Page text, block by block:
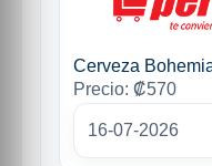
Cerveza
Precio: ₡570
16-07-2026